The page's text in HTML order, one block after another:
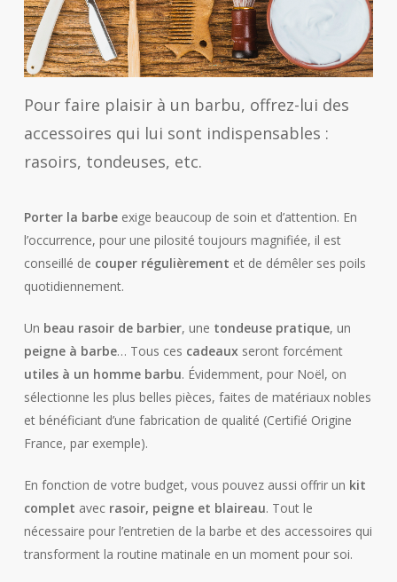
Pour faire plaisir à un barbu, offrez-lui des
accessoires qui lui sont indispensables :
rasoirs, tondeuses, etc.
Porter la barbeexige beaucoup de soin et d’attention. En
l’occurrence, pour une pilosité toujours magnifiée, il est
conseillé de couper régulièrement et de démêler ses poils
quotidiennement.
Un beau rasoir de barbier, une tondeuse pratique, un
peigne à barbe… Tous ces cadeaux seront forcément
utiles à un homme barbu. Évidemment, pour Noël, on
sélectionne les plus belles pièces, faites de matériaux nobles
et bénéficiant d’une fabrication de qualité (Certifié Origine
France, par exemple).
En fonction de votre budget, vous pouvez aussi offrir un kit
complet avec rasoir, peigne et blaireau. Tout le
nécessaire pour l’entretien de la barbe et des accessoires qui
transforment la routine matinale en un moment pour soi.